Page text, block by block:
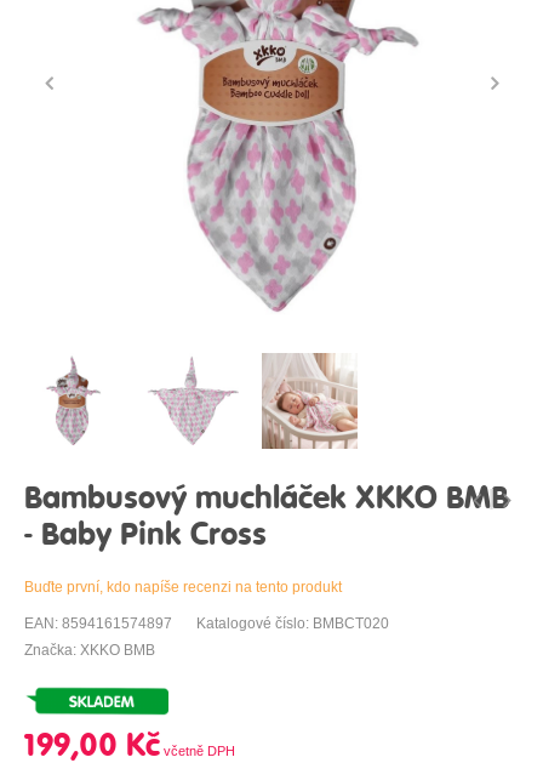
Bambusový muchláček XKKO BMB
- Baby Pink Cross
Buďte první, kdo napíše recenzi na tento produkt
EAN: 8594161574897
Katalogové číslo: BMBCT020
Značka: XKKO BMB
199,00 Kč